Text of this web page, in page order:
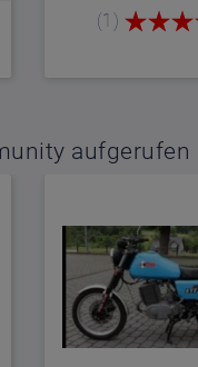
(1)
aufgerufen